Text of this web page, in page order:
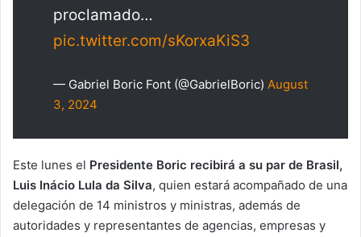
proclamado…
pic.twitter.com/sKorxaKiS3
— Gabriel Boric Font (@GabrielBoric) August
3, 2024
Este lunes el Presidente Boric recibirá a su par de Brasil,
Luis Inácio Lula da Silva, quien estará acompañado de una
delegación de 14 ministros y ministras, además de
autoridades y representantes de agencias, empresas y